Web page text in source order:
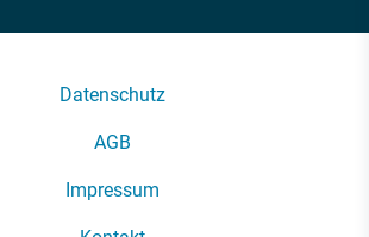
Datenschutz
AGB
Impressum